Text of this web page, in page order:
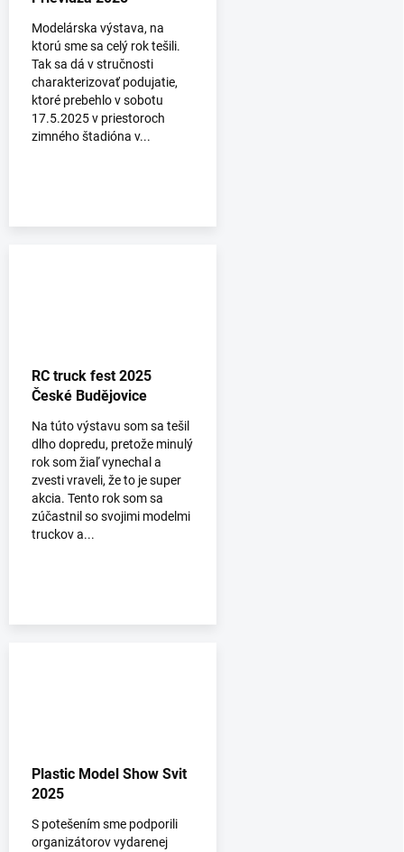
Modelárska výstava, na
ktorú sme sa celý rok tešili.
Tak sa dá v stručnosti
charakterizovať podujatie,
ktoré prebehlo v sobotu
17.5.2025 v priestoroch
zimného štadióna v...
RC truck fest 2025
České Budějovice
Na túto výstavu som sa tešil
dlho dopredu, pretože minulý
rok som žiaľ vynechal a
zvesti vraveli, že to je super
akcia. Tento rok som sa
zúčastnil so svojimi modelmi
truckov a...
Plastic Model Show Svit
2025
S potešením sme podporili
organizátorov vydarenej